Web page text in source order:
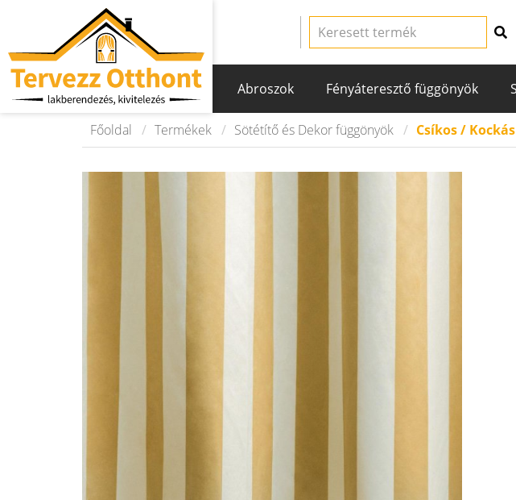
Abroszok Fényáteresztő függönyök
Főoldal Termékek Sötétítő és Dekor függönyök Csíkos /